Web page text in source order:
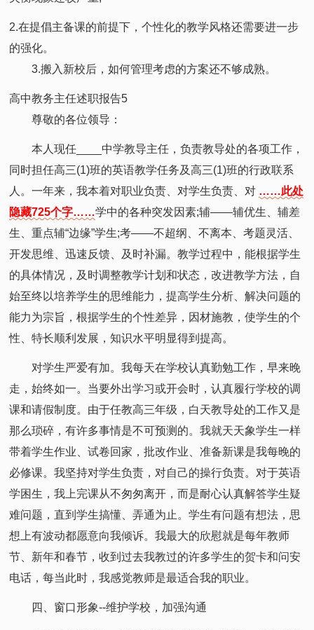
2.在提倡主备课的前提下，个性化的教学风格还需要进一步
的强化。
3.搬入新校后，如何管理考虑的方案还不够成熟。
高中教务主任述职报告5
尊敬的各位领导：
本人现任____中学教导主任，负责教导处的各项工作，
同时担任高三(1)班的英语教学任务及高三(1)班的行政联系
人。一年来，我本着对职业负责、对学生负责、对 ……此处
隐藏725个字……学中的各种突发因素;辅——辅优生、辅差
生、重点辅“边缘”学生;考——不超纲、不离本、考题灵活、
开发思维、迅速反馈、及时补漏。教学过程中，能根据学生
的具体情况，及时调整教学计划和状态，改进教学方法，自
始至终以培养学生的思维能力，提高学生分析、解决问题的
能力为宗旨，根据学生的个性差异，因材施教，使学生的个
性、特长顺利发展，知识水平明显得到提高。
对学生严爱有加。我每天在学校认真勤勉工作，早来晚
走，始终如一。当要外出学习或开会时，认真履行学校的调
课和请假制度。由于任教高三年级，白天教导处的工作又是
那么琐碎，有许多事情是不可预测的。我就天天象学生一样
带着学生作业、试卷回家，批改作业、准备新课是我每晚的
必修课。我坚持对学生负责，对自己的操行负责。对于英语
学困生，我上完课从不匆匆离开，而是耐心认真解答学生疑
难问题，直到学生搞懂、弄通为止。学生有问题有想法，思
想上有波动都愿意向我倾诉。我最大的欣慰就是每年教师
节、新年和春节，收到过去我教过的许多学生的贺卡和问安
电话，每当此时，我感觉教师是最适合我的职业。
四、窗口形象--维护学校，加强沟通